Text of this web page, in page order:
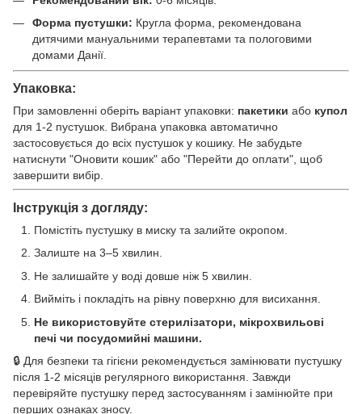
Форма пустушки: Кругла форма, рекомендована
дитячими мануальними терапевтами та пологовими
домами Данії.
Упаковка:
При замовленні оберіть варіант упаковки: пакетики або купол
для 1-2 пустушок. Вибрана упаковка автоматично
застосовується до всіх пустушок у кошику. Не забудьте
натиснути "Оновити кошик" або "Перейти до оплати", щоб
завершити вибір.
Інструкція з догляду:
Помістіть пустушку в миску та залийте окропом.
Залиште на 3–5 хвилин.
Не залишайте у воді довше ніж 5 хвилин.
Вийміть і покладіть на рівну поверхню для висихання.
Не використовуйте стерилізатори, мікрохвильові
печі чи посудомийні машини.
🔒 Для безпеки та гігієни рекомендується замінювати пустушку
після 1-2 місяців регулярного використання. Завжди
перевіряйте пустушку перед застосуванням і замінюйте при
перших ознаках зносу.